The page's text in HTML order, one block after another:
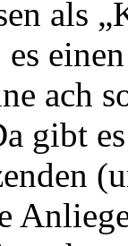
als
ach
gibt